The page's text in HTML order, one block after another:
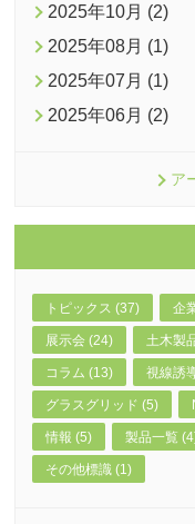
2025年10月 (2)
2025年08月 (1)
2025年07月 (1)
2025年06月 (2)
ア
トピックス (37) 企
展示会 (24) 土木製
コラム (13) 視線誘
グラスグリッド (5)
情報 (5) 製品一覧
その他標識 (1)